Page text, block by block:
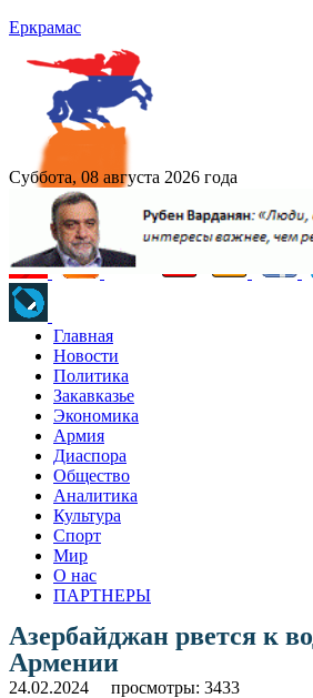
Еркрамас
Суббота, 08 августа 2026 года
Главная
Новости
Политика
Закавказье
Экономика
Армия
Диаспора
Общество
Аналитика
Культура
Спорт
Мир
О нас
ПАРТНЕРЫ
Азербайджан рвется к
Армении
24.02.2024 просмотры: 3433